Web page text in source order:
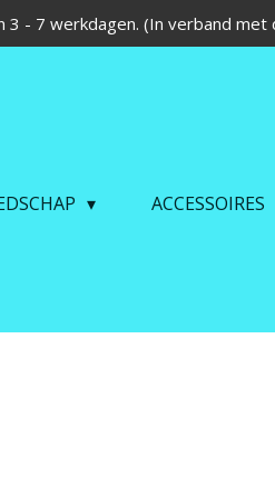
3 - 7 werkdagen. (In verband
ACCESSOIRES